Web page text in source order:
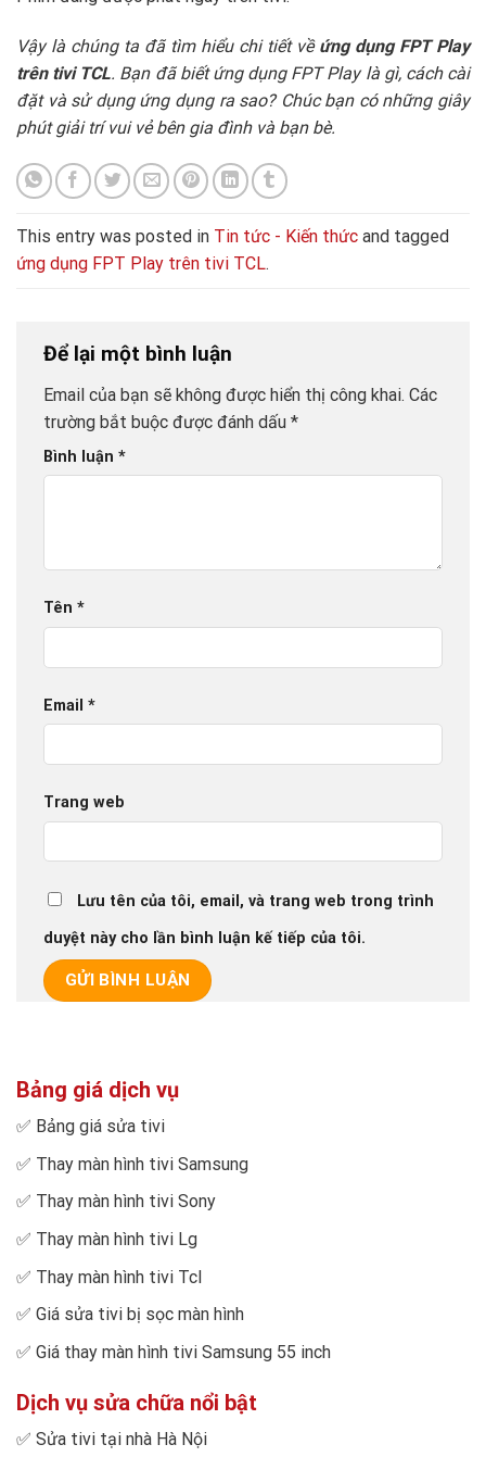
Vậy là chúng ta đã tìm hiểu chi tiết về ứng dụng FPT Play
trên tivi TCL. Bạn đã biết ứng dụng FPT Play là gì, cách cài
đặt và sử dụng ứng dụng ra sao? Chúc bạn có những giây
phút giải trí vui vẻ bên gia đình và bạn bè.
This entry was posted in Tin tức - Kiến thức and tagged
ứng dụng FPT Play trên tivi TCL.
Để lại một bình luận
Email của bạn sẽ không được hiển thị công khai. Các
trường bắt buộc được đánh dấu *
Bình luận *
Tên *
Email *
Trang web
Lưu tên của tôi, email, và trang web trong trình
duyệt này cho lần bình luận kế tiếp của tôi.
Bảng giá dịch vụ
✅ Bảng giá sửa tivi
✅ Thay màn hình tivi Samsung
✅ Thay màn hình tivi Sony
✅ Thay màn hình tivi Lg
✅ Thay màn hình tivi Tcl
✅ Giá sửa tivi bị sọc màn hình
✅ Giá thay màn hình tivi Samsung 55 inch
Dịch vụ sửa chữa nổi bật
✅ Sửa tivi tại nhà Hà Nội